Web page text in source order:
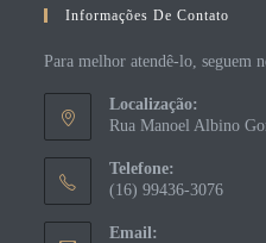
Informações De Contato
Para melhor atendê-lo, seguem
Localização:
Rua Manoel Albino
Telefone:
(16) 99436-3076
Email: